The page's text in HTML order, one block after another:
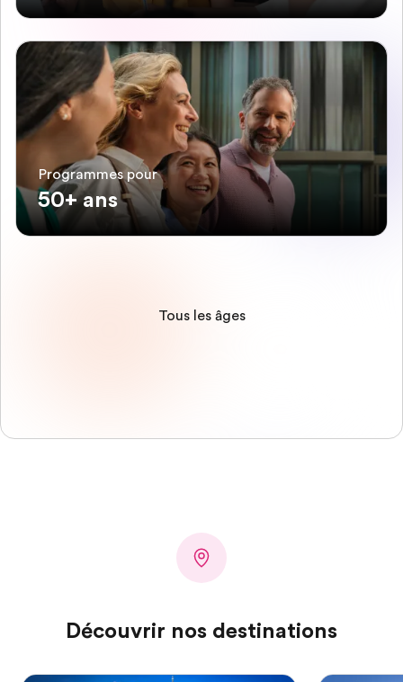
Programmes pour
50+ ans
Tous les âges
Découvrir nos destinations